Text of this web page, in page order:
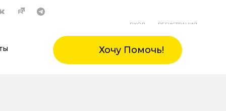
ВХОД РЕГИСТРАЦИЯ
Хочу Помочь!